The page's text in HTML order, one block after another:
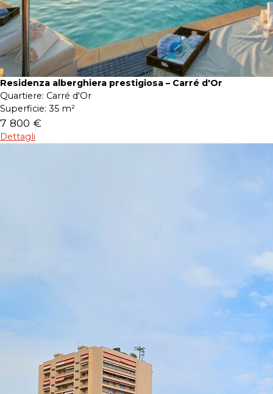
Residenza alberghiera prestigiosa – Carré d'Or
Quartiere: Carré d'Or
Superficie: 35 m²
7 800 €
Dettagli